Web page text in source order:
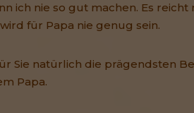
ich nie so gut machen. Es reicht
für Papa nie genug sein.
Sie natürlich die prägendsten
Papa.